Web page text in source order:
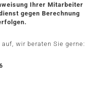
Ihrer Mitarbeiter
gegen Berechnung
wir beraten Sie gerne: